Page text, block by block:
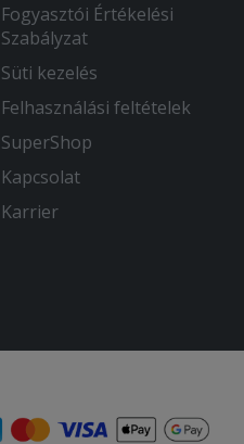
Fogyasztói Értékelési
Szabályzat
Süti kezelés
Felhasználási feltételek
SuperShop
Kapcsolat
Karrier